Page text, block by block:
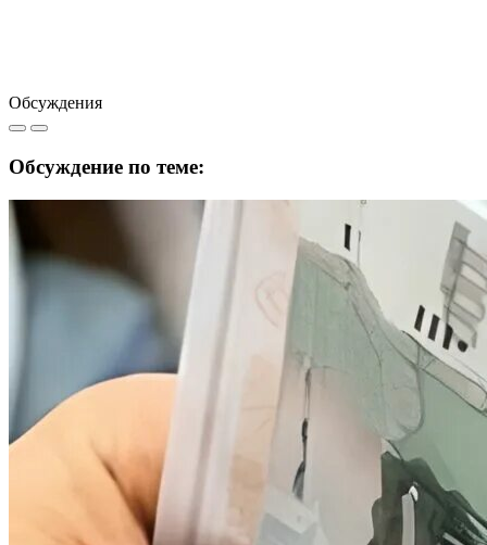
Обсуждения
Обсуждение по теме: